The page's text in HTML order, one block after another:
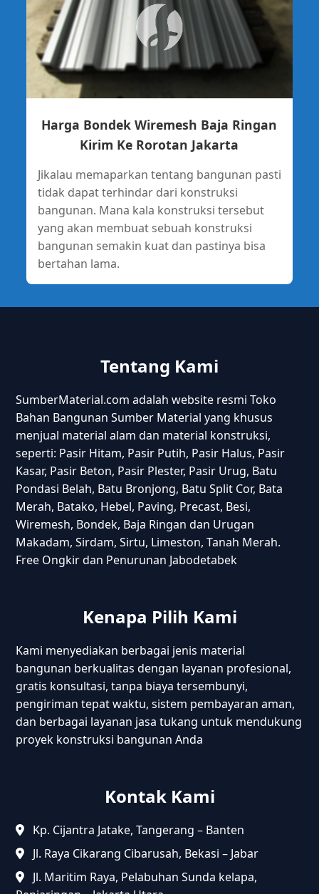
Harga Bondek Wiremesh Baja Ringan
Kirim Ke Rorotan Jakarta
Jikalau memaparkan tentang bangunan pasti
tidak dapat terhindar dari konstruksi
bangunan. Mana kala konstruksi tersebut
yang akan membuat sebuah konstruksi
bangunan semakin kuat dan pastinya bisa
bertahan lama.
Tentang Kami
SumberMaterial.com adalah website resmi Toko
Bahan Bangunan Sumber Material yang khusus
menjual material alam dan material konstruksi,
seperti: Pasir Hitam, Pasir Putih, Pasir Halus, Pasir
Kasar, Pasir Beton, Pasir Plester, Pasir Urug, Batu
Pondasi Belah, Batu Bronjong, Batu Split Cor, Bata
Merah, Batako, Hebel, Paving, Precast, Besi,
Wiremesh, Bondek, Baja Ringan dan Urugan
Makadam, Sirdam, Sirtu, Limeston, Tanah Merah.
Free Ongkir dan Penurunan Jabodetabek
Kenapa Pilih Kami
Kami menyediakan berbagai jenis material
bangunan berkualitas dengan layanan profesional,
gratis konsultasi, tanpa biaya tersembunyi,
pengiriman tepat waktu, sistem pembayaran aman,
dan berbagai layanan jasa tukang untuk mendukung
proyek konstruksi bangunan Anda
Kontak Kami
Kp. Cijantra Jatake, Tangerang – Banten
Jl. Raya Cikarang Cibarusah, Bekasi – Jabar
Jl. Maritim Raya, Pelabuhan Sunda kelapa,